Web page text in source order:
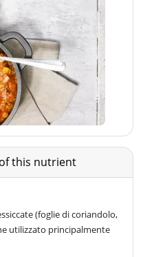
this nutrient
(foglie di coriandolo,
utilizzato principalmente